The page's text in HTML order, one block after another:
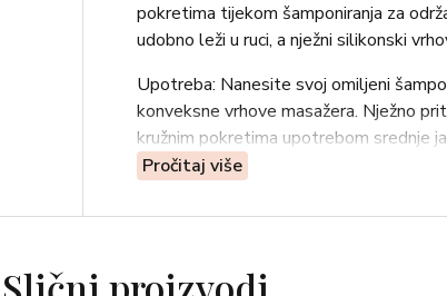
pokretima tijekom šamponiranja za
udobno leži u ruci, a nježni silikonski
Upotreba: Nanesite svoj omiljeni
konveksne vrhove masažera. Nježno
kružnim pokretima upotrebom srednje
da biste spriječili zaplitanje kose.
osuši. Možete ga upotrebljavati na
Pročitaj više